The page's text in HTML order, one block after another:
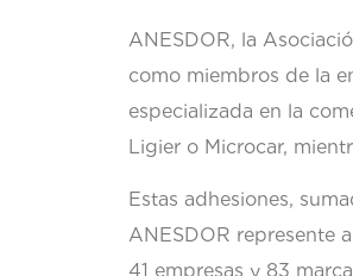
ANESDOR, la
como miembros de la
especializada en la
Ligier o Microcar,
Estas adhesiones,
ANESDOR represente
41 empresas y 83